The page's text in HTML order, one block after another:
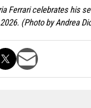
Ferrari celebrates his
(Photo by Andrea